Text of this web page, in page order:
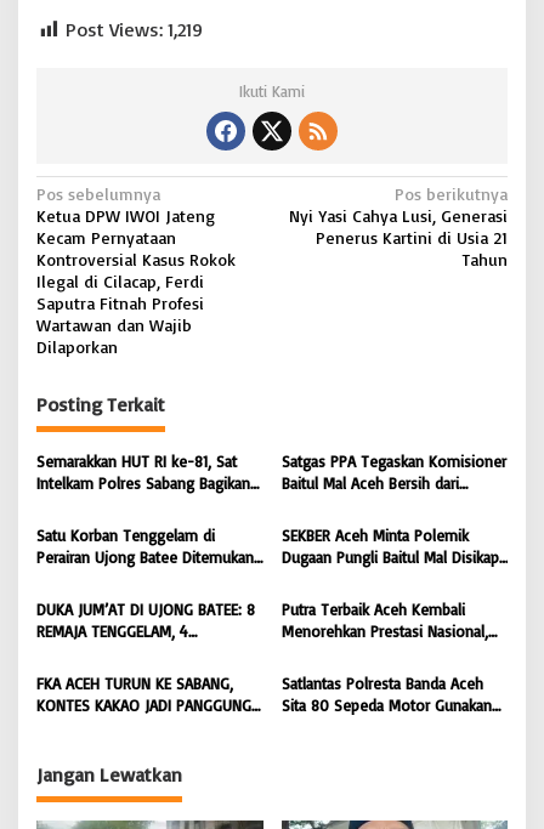
Post Views: 1,219
Ikuti Kami
N
a
v
i
g
s
i
p
s
Pos sebelumnya
Ketua DPW IWOI Jateng
Kecam Pernyataan
Kontroversial Kasus Rokok
Ilegal di Cilacap, Ferdi
Saputra Fitnah Profesi
Wartawan dan Wajib
Dilaporkan
Pos berikutnya
Nyi Yasi Cahya Lusi, Generasi
Penerus Kartini di Usia 21
Tahun
Posting Terkait
Semarakkan HUT RI ke-81, Sat
Intelkam Polres Sabang Bagikan
Masyarakat |
BONGKAR’Perkara.com
Satgas PPA Tegaskan Komisioner
Baitul Mal Aceh Bersih dari
Masyarakat Diminta Hentikan
Penyebaran Hoaks | BONGKAR
‘Perkara.com
Satu Korban Tenggelam di
Perairan Ujong Batee Ditemukan,
Pencarian Satu Korban Lain |
BONGKAR ‘Perkara.com
SEKBER Aceh Minta Polemik
Dugaan Pungli Baitul Mal Disikapi
Hukum terhadap Oknum |
BONGKAR ‘Perkara.com
DUKA JUM’AT DI UJONG BATEE: 8
REMAJA TENGGELAM, 4
DICARI | BONGKAR ‘Perkara.com
Putra Terbaik Aceh Kembali
Menorehkan Prestasi Nasional,
Dipromosikan Menjadi
Koordinator JAM Pidum
Kejaksaan Agung RI |
FKA ACEH TURUN KE SABANG,
KONTES KAKAO JADI PANGGUNG
Satlantas Polresta Banda Aceh
Sita 80 Sepeda Motor Gunakan
Jangan Lewatkan